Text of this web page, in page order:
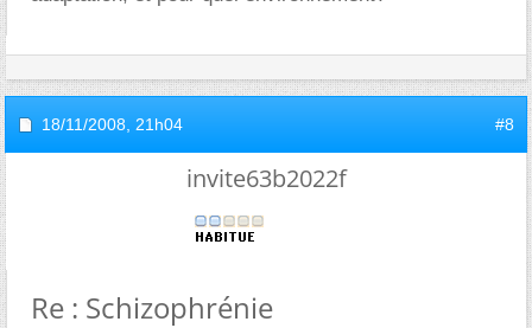
18/11/2008, 21h04 #8
invite63b2022f
Re : Schizophrénie